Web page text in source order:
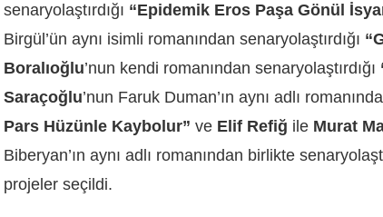
senaryolaştırdığı “Epidemik Eros Paşa Gönül
Birgül ’ün aynı isimli romanından senaryolaştırdığı
Boralıoğlu’nun kendi romanından senaryolaştırdığı
Saraçoğlu’nun Faruk Duman’ın aynı adlı
Pars Hüzünle Kaybolur” ve Elif Refiğ ile Murat
Biberyan’ın aynı adlı romanından birlikte
projeler seçildi.